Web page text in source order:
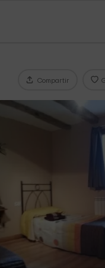
Compartir